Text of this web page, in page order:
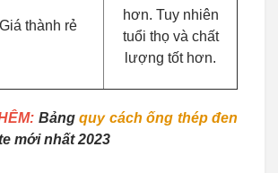
Giá thành rẻ
hơn. Tuy nhiên
tuổi thọ và chất
lượng tốt hơn.
Bảng quy cách ống thép đen
mới nhất 2023